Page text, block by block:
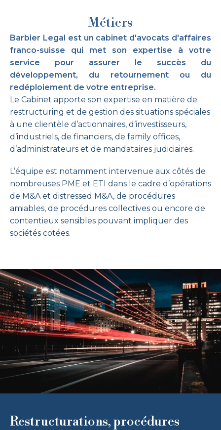
Métiers
Barbier Legal est un cabinet d'avocats d'affaires
franco-suisse qui met son expertise à votre
service pour assurer le succès du
développement, du retournement ou du
redéploiement de votre entreprise.
Le Cabinet apporte son expertise en matière de
restructuring et de gestion des situations spéciales
à une clientèle d’actionnaires, d’investisseurs,
d’industriels, de financiers, de family offices,
d’administrateurs et de mandataires judiciaires.
L’équipe est notamment intervenue aux côtés de
nombreuses PME et ETI dans le cadre d’opérations
de M&A et distressed M&A, de procédures
amiables, de procédures collectives ou encore de
contentieux sensibles pouvant impliquer des
sociétés cotées.
Restructurations, procédures